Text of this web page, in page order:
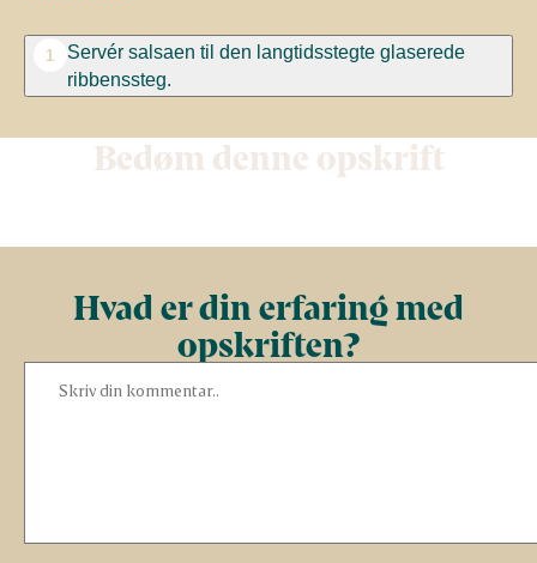
1
Servér salsaen til den langtidsstegte glaserede
ribbenssteg.
Bedøm denne opskrift
Hvad er din erfaring med
opskriften?